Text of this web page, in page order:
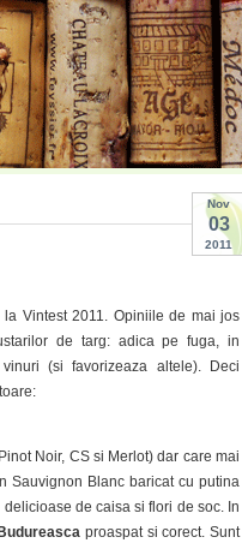
Nov
03
2011
Vintest 2011. Opiniile de mai jos
de targ: adica pe fuga, in
(si favorizeaza altele). Deci
Noir, CS si Merlot) dar care mai
Sauvignon Blanc baricat cu putina
de caisa si flori de soc. In
proaspat si corect. Sunt